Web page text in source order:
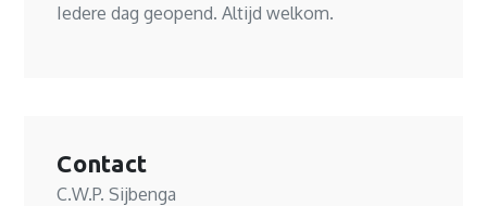
Iedere dag geopend. Altijd welkom.
Contact
C.W.P. Sijbenga